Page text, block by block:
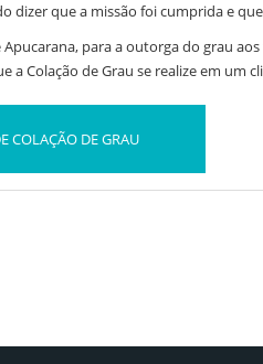
dizer que a missão foi cumprida e
Apucarana, para a outorga do grau
a Colação de Grau se realize em um
COLAÇÃO DE GRAU